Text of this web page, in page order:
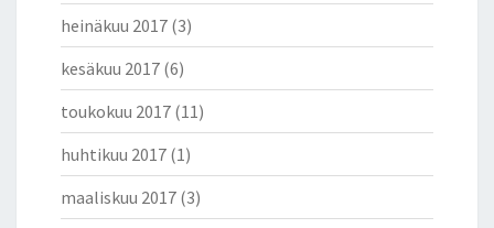
heinäkuu 2017 (3)
kesäkuu 2017 (6)
toukokuu 2017 (11)
huhtikuu 2017 (1)
maaliskuu 2017 (3)